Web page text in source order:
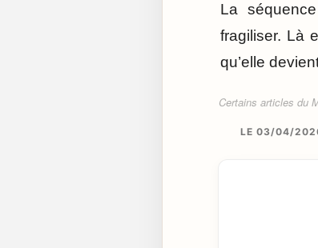
La
fragiliser. Là
qu’elle
Certains articles du
LE 03/04/